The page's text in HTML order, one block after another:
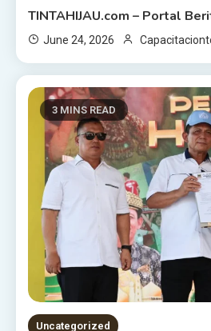
TINTAHIJAU.com – Portal
June 24, 2026
3 MINS READ
Uncategorized